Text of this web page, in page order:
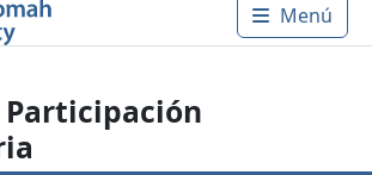
Main
Menú